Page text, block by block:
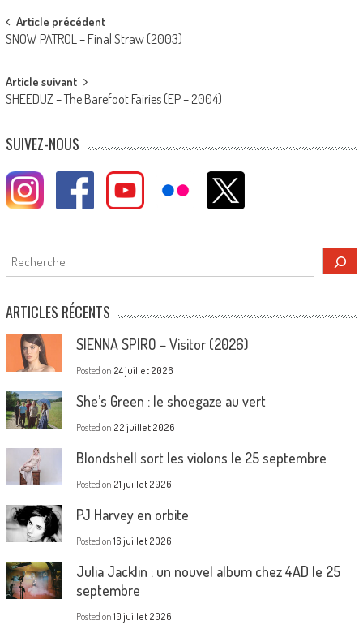
Post
navigation
Article précédent
SNOW PATROL – Final Straw (2003)
Article suivant
SHEEDUZ – The Barefoot Fairies (EP – 2004)
SUIVEZ-NOUS
Rechercher
ARTICLES RÉCENTS
SIENNA SPIRO – Visitor (2026)
Posted on 24 juillet 2026
She’s Green : le shoegaze au vert
Posted on 22 juillet 2026
Blondshell sort les violons le 25 septembre
Posted on 21 juillet 2026
PJ Harvey en orbite
Posted on 16 juillet 2026
Julia Jacklin : un nouvel album chez 4AD le 25
septembre
Posted on 10 juillet 2026